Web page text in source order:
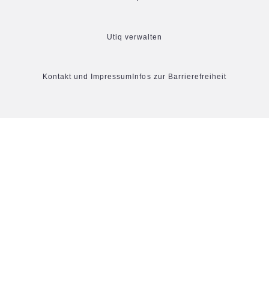
Utiq verwalten
Kontakt und Impressum Infos zur Barrierefreiheit